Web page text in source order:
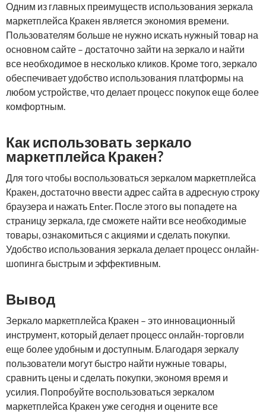
Одним из главных преимуществ использования зеркала
маркетплейса Кракен является экономия времени.
Пользователям больше не нужно искать нужный товар на
основном сайте – достаточно зайти на зеркало и найти
все необходимое в несколько кликов. Кроме того, зеркало
обеспечивает удобство использования платформы на
любом устройстве, что делает процесс покупок еще более
комфортным.
Как использовать зеркало
маркетплейса Кракен?
Для того чтобы воспользоваться зеркалом маркетплейса
Кракен, достаточно ввести адрес сайта в адресную строку
браузера и нажать Enter. После этого вы попадете на
страницу зеркала, где сможете найти все необходимые
товары, ознакомиться с акциями и сделать покупки.
Удобство использования зеркала делает процесс онлайн-
шопинга быстрым и эффективным.
Вывод
Зеркало маркетплейса Кракен – это инновационный
инструмент, который делает процесс онлайн-торговли
еще более удобным и доступным. Благодаря зеркалу
пользователи могут быстро найти нужные товары,
сравнить цены и сделать покупки, экономя время и
усилия. Попробуйте воспользоваться зеркалом
маркетплейса Кракен уже сегодня и оцените все